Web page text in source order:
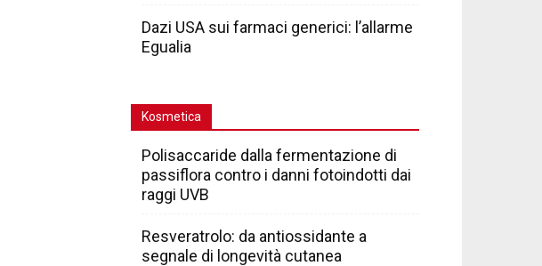
Dazi USA sui farmaci generici: l’allarme
Egualia
Kosmetica
Polisaccaride dalla fermentazione di
passiflora contro i danni fotoindotti dai
raggi UVB
Resveratrolo: da antiossidante a
segnale di longevità cutanea